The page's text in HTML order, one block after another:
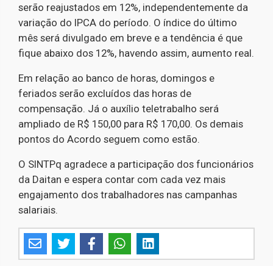
serão reajustados em 12%, independentemente da
variação do IPCA do período. O índice do último
mês será divulgado em breve e a tendência é que
fique abaixo dos 12%, havendo assim, aumento real.
Em relação ao banco de horas, domingos e
feriados serão excluídos das horas de
compensação. Já o auxílio teletrabalho será
ampliado de R$ 150,00 para R$ 170,00. Os demais
pontos do Acordo seguem como estão.
O SINTPq agradece a participação dos funcionários
da Daitan e espera contar com cada vez mais
engajamento dos trabalhadores nas campanhas
salariais.